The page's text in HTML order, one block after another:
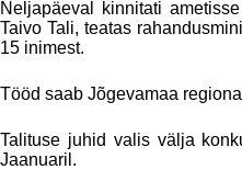
Neljapäeval kinnitati
Taivo Tali, teatas
15 inimest.
Tööd saab Jõgevamaa
Talituse juhid valis välja
Jaanuaril.